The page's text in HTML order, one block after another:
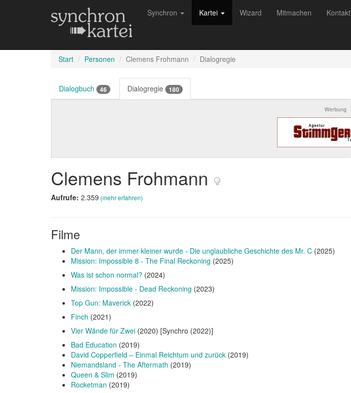
Synchron Kartei Wizard Mitmachen Kontakt
Start Personen Clemens Frohmann Dialogregie
Dialogbuch 46 Dialogregie 180
Werbung
Clemens Frohmann
Aufrufe: 2.359 (mehr erfahren)
Filme
Der Mann, der immer kleiner wurde - Die unglaubliche Geschichte des Mr. C (2025)
Mission: Impossible 8 - The Final Reckoning (2025)
Was ist schon normal? (2024)
Mission: Impossible - Dead Reckoning (2023)
Top Gun: Maverick (2022)
Finch (2021)
Vier Wände für Zwei (2020) [Synchro (2022)]
Bad Education (2019)
David Copperfield – Einmal Reichtum und zurück (2019)
Niemandsland - The Aftermath (2019)
Queen & Slim (2019)
Rocketman (2019)